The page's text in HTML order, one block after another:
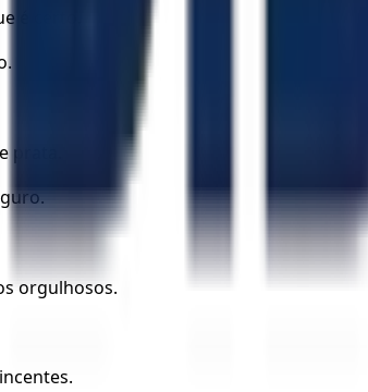
é certo.
orgulhosos.